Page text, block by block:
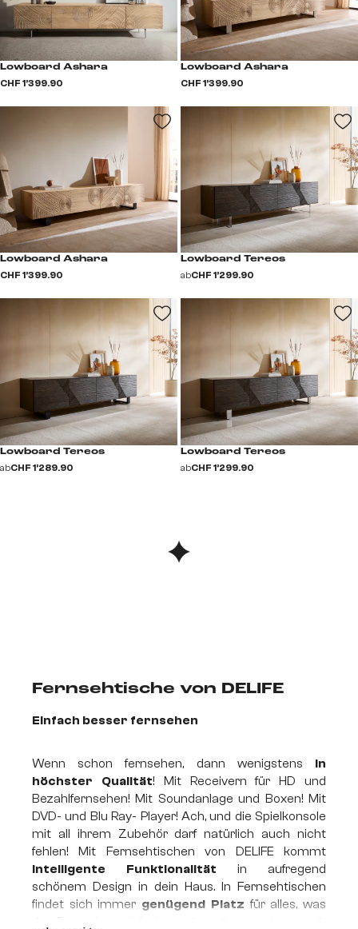
Lowboard Ashara
CHF 1’399.90
Lowboard Ashara
CHF 1’399.90
Lowboard Ashara
CHF 1’399.90
Lowboard Tereos
abCHF 1’299.90
Lowboard Tereos
abCHF 1’289.90
Lowboard Tereos
abCHF 1’299.90
Fernsehtische von DELIFE
Einfach besser fernsehen
Wenn schon fernsehen, dann wenigstens in
höchster Qualität! Mit Receivern für HD und
Bezahlfernsehen! Mit Soundanlage und Boxen! Mit
DVD- und Blu Ray- Player! Ach, und die Spielkonsole
mit all ihrem Zubehör darf natürlich auch nicht
fehlen! Mit Fernsehtischen von DELIFE kommt
intelligente Funktionalität in aufregend
schönem Design in dein Haus. In Fernsehtischen
findet sich immer genügend Platz für alles, was